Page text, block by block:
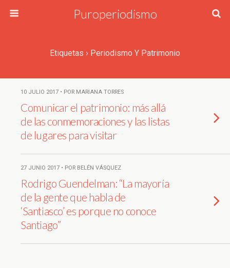
Puroperiodismo
Etiquetas › Periodismo Y Patrimonio
10 JULIO 2017 • POR MARIANA TORRES
Comunicar el patrimonio: más allá
de las conmemoraciones y las listas
de lugares para visitar
27 JUNIO 2017 • POR BELÉN VÁSQUEZ
Rodrigo Guendelman: “La mayoría
de la gente que habla de
‘Santiasco’ es porque no conoce
Santiago”